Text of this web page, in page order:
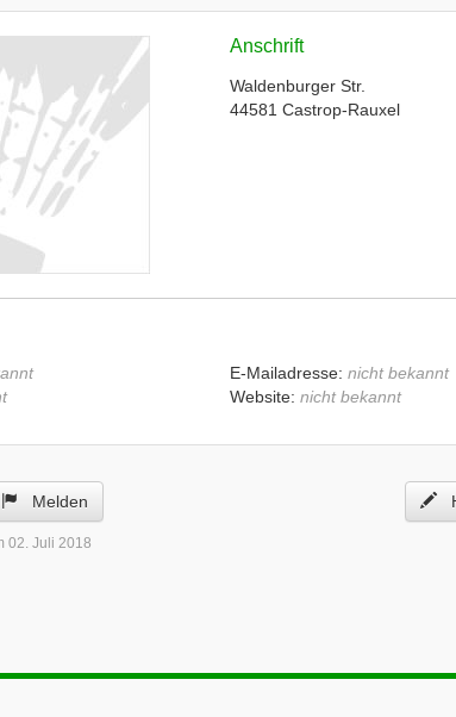
Anschrift
Waldenburger Str.
44581 Castrop-Rauxel
E-Mailadresse: nicht bekannt
Website: nicht bekannt
Melden
02. Juli 2018